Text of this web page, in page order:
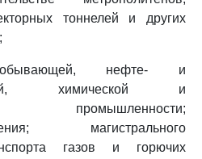
тоннелей и других
нефте- и
химической и
промышленности;
магистрального
газов и горючих